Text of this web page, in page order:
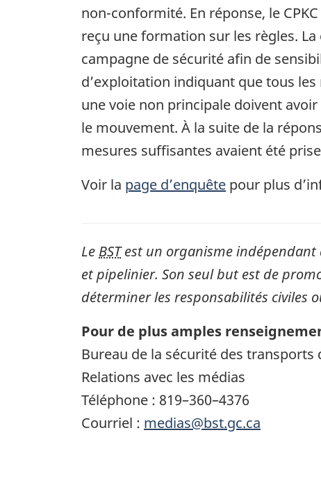
non-conformité. En réponse, le
reçu une formation sur les règles.
campagne de sécurité afin de
d’exploitation indiquant que tous
une voie non principale doivent
le mouvement. À la suite de la
mesures suffisantes avaient été
Voir la page d’enquête pour plus
Le BSTest un organisme indépendant
et pipelinier. Son seul but est de
déterminer les responsabilités civiles
Pour de plus amples
Bureau de la sécurité des transports
Relations avec les médias
Téléphone : 819–360–4376
Courriel : medias@bst.gc.ca